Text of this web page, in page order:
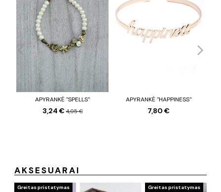
APYRANKĖ "SPELLS"
3,24 €4,05 €
APYRANKĖ "HAPPINESS"
7,80 €
AKSESUARAI
Greitas pristatymas Greitas pristatymas